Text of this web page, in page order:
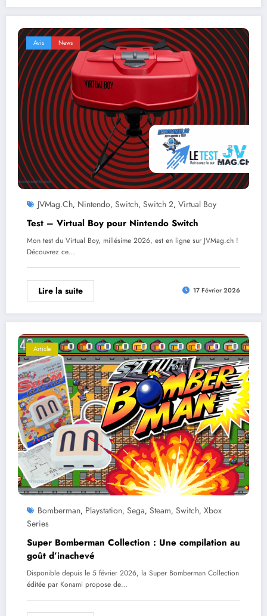
Avis News
JVMag.ch, Nintendo, Switch, Switch 2, Virtual Boy
Test – Virtual Boy pour Nintendo Switch
Mon test du Virtual Boy, millésime 2026, est en ligne sur JVMag.ch !
Découvrez ce…
Lire la suite 17 Février 2026
Article
Bomberman, Playstation, Sega, Steam, Switch, Xbox
Series
Super Bomberman Collection : Une compilation au
goût d’inachevé
Disponible depuis le 5 février 2026, la Super Bomberman Collection
éditée par Konami propose de…